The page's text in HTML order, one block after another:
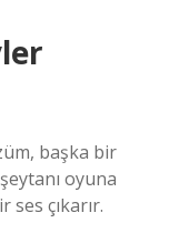
başka bir
oyuna
çıkarır.